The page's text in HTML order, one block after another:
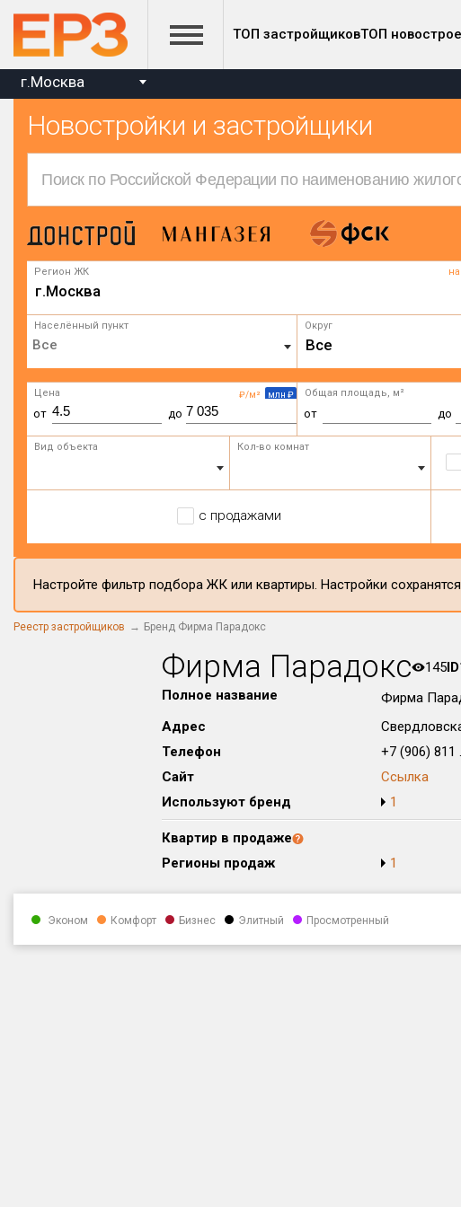
ТОП застройщиковТОП
г.Москва
Новостройки и застройщики
Регион ЖК
г.Москва
Населённый пункт Округ
Все
₽/м² млн ₽
Цена
от до
Общая площадь, м²
от до
Вид объекта Кол-во комнат
с продажами
Настройте фильтр подбора ЖК или квартиры. Настройки
Реестр застройщиков Бренд Фирма Парадокс
Фирма Парадокс 145ID
Полное название
Фирма
Адрес
Телефон
+7 (906) 811
Сайт
Ссылка
Используют бренд
1
Квартир в продаже
Регионы продаж
1
Эконом Комфорт Бизнес Элитный Просмотренный